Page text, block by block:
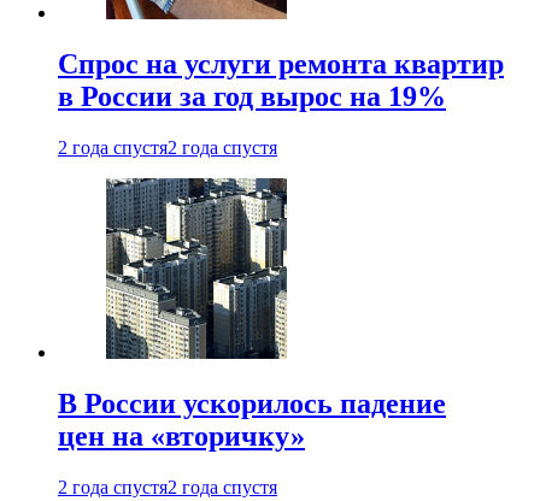
Спрос на услуги ремонта квартир
в России за год вырос на 19%
2 года спустя2 года спустя
В России ускорилось падение
цен на «вторичку»
2 года спустя2 года спустя